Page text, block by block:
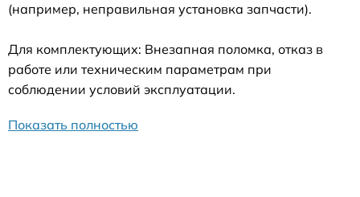
(например, неправильная установка запчасти).
Для комплектующих: Внезапная поломка, отказ в
работе или техническим параметрам при
соблюдении условий эксплуатации.
Показать полностью